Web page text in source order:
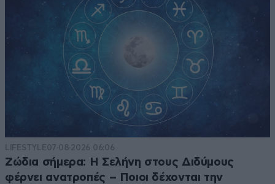
LIFESTYLE07·08·2026 06:06
Ζώδια σήμερα: Η Σελήνη στους Διδύμους
φέρνει ανατροπές – Ποιοι δέχονται την